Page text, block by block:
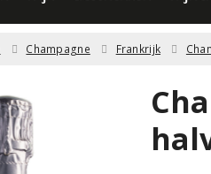
Champagne Frankrijk